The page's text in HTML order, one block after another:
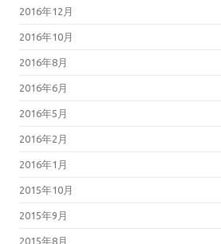
2016年12月
2016年10月
2016年8月
2016年6月
2016年5月
2016年2月
2016年1月
2015年10月
2015年9月
2015年8月